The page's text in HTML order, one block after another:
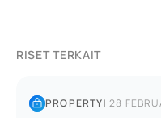
RISET TERKAIT
PROPERTY|28